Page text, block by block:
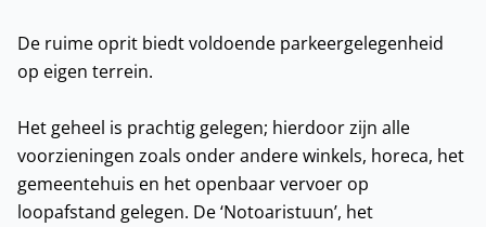
De ruime oprit biedt voldoende parkeergelegenheid
op eigen terrein.
Het geheel is prachtig gelegen; hierdoor zijn alle
voorzieningen zoals onder andere winkels, horeca, het
gemeentehuis en het openbaar vervoer op
loopafstand gelegen. De ‘Notoaristuun’, het